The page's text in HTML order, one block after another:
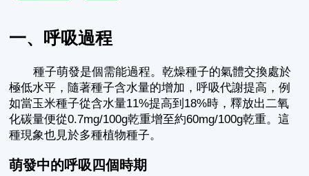
一、呼吸過程
種子萌發是個需能過程。乾燥種子的氣體交換處於
極低水平，隨著種子含水量的增加，呼吸代謝提高，例
如當玉米種子從含水量11%提高到18%時，釋放出二氧
化碳量便從0.7mg/100g乾重增至約60mg/100g乾重。這
種現象也見於多種植物種子。
萌發中的呼吸四個時期